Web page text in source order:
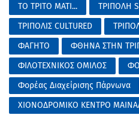
ΤΟ ΤΡΙΤΟ ΜΑΤΙ...
ΤΡΙΠΟΛΗ
ΤΡΙΠΟΛΙΣ CULTURED
ΦΑΓΗΤΟ
ΦΘΗΝΑ ΣΤΗΝ
ΦΙΛΟΤΕΧΝΙΚΟΣ ΟΜΙΛΟΣ
Φορέας Διαχείρισης Πάρνωνα
ΧΙΟΝΟΔΡΟΜΙΚΟ ΚΕΝΤΡΟ